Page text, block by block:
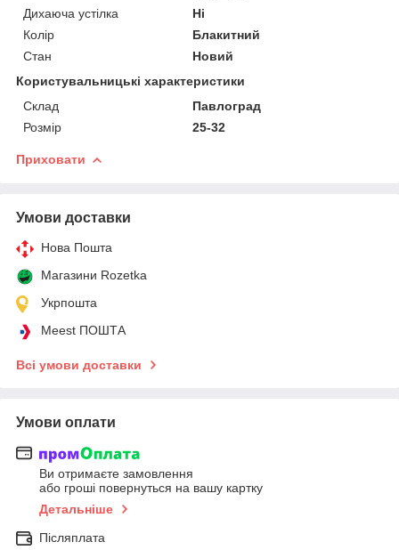
Дихаюча устілка
Ні
Колір
Блакитний
Стан
Новий
Користувальницькі характеристики
Склад
Павлоград
Розмір
25-32
Приховати
Умови доставки
Нова Пошта
Магазини Rozetka
Укрпошта
Meest ПОШТА
Всі умови доставки
Умови оплати
Ви отримаєте замовлення
або гроші повернуться на вашу картку
Детальніше
Післяплата